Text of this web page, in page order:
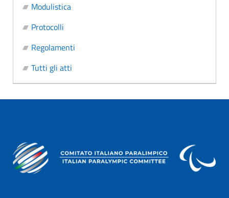
Modulistica
Protocolli
Regolamenti
Tutti gli atti